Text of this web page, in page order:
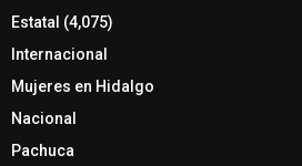
Estatal (4,075)
Internacional
Mujeres en Hidalgo
Nacional
Pachuca